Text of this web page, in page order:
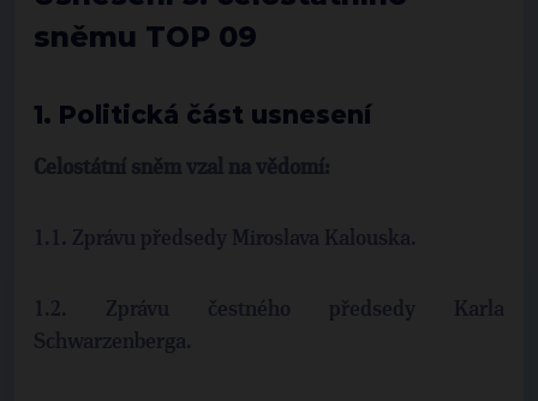
sněmu TOP 09
1. Politická část usnesení
Celostátní sněm vzal na vědomí:
1.1. Zprávu předsedy Miroslava Kalouska.
1.2. Zprávu čestného předsedy Karla
Schwarzenberga.